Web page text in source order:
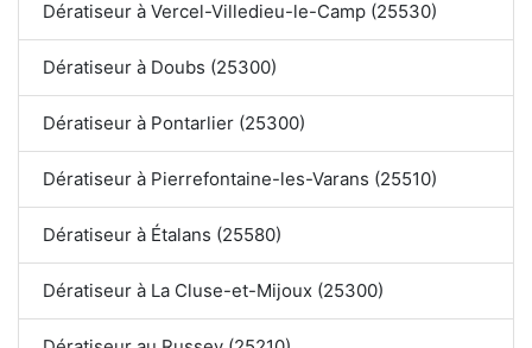
Dératiseur à Vercel-Villedieu-le-Camp (25530)
Dératiseur à Doubs (25300)
Dératiseur à Pontarlier (25300)
Dératiseur à Pierrefontaine-les-Varans (25510)
Dératiseur à Étalans (25580)
Dératiseur à La Cluse-et-Mijoux (25300)